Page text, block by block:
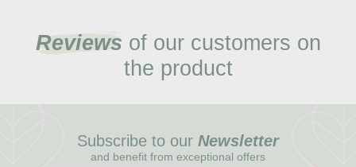
Reviews of our customers on
the product
Subscribe to our Newsletter
and benefit from exceptional offers